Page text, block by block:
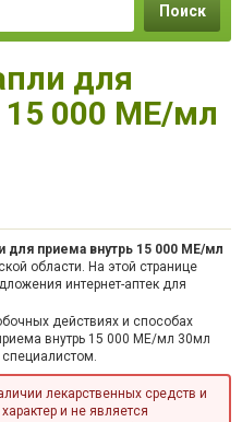
Поиск
для
15 000 МЕ/мл
для приема внутрь 15 000 МЕ/мл
области. На этой странице
интернет-аптек для
действиях и способах
внутрь 15 000 МЕ/мл 30мл
специалистом.
лекарственных средств и
и не является